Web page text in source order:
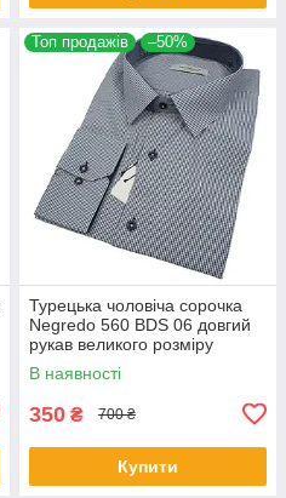
Топ продажів –50%
Турецька чоловіча сорочка
Negredo 560 BDS 06 довгий
рукав великого розміру
В наявності
350 ₴ 700 ₴
Купити